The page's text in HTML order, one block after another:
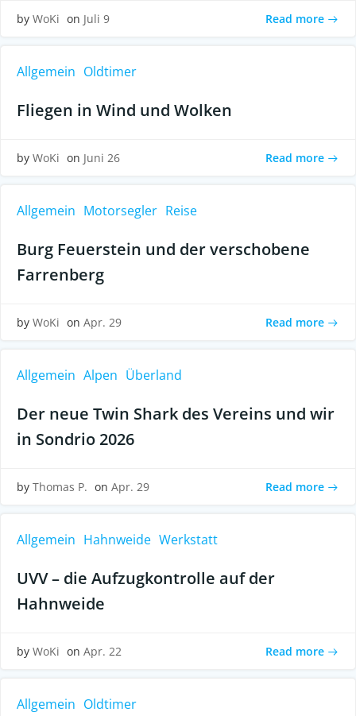
by WoKi on Juli 9 Read more
Allgemein Oldtimer
Fliegen in Wind und Wolken
by WoKi on Juni 26 Read more
Allgemein Motorsegler Reise
Burg Feuerstein und der verschobene
Farrenberg
by WoKi on Apr. 29 Read more
Allgemein Alpen Überland
Der neue Twin Shark des Vereins und wir
in Sondrio 2026
by Thomas P. on Apr. 29 Read more
Allgemein Hahnweide Werkstatt
UVV – die Aufzugkontrolle auf der
Hahnweide
by WoKi on Apr. 22 Read more
Allgemein Oldtimer